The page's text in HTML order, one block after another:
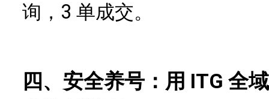
询，3 单成交。
四、安全养号：用 ITG 全